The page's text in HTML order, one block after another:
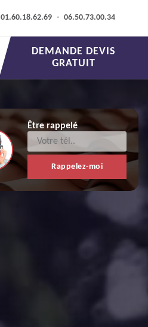
01.60.18.62.69 - 06.50.73.00.34
DEMANDE DEVIS
GRATUIT
Être rappelé